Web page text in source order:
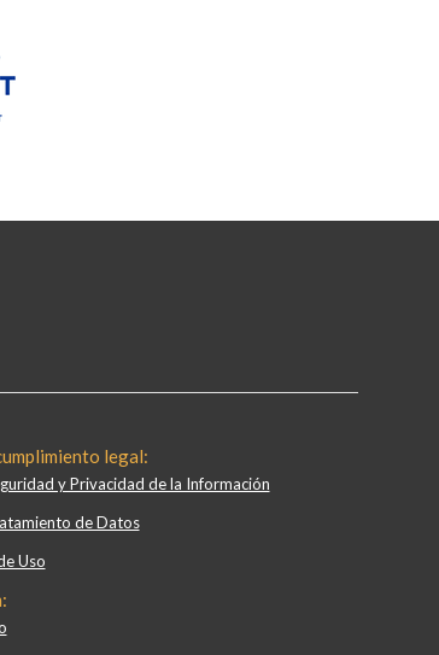
legal:
y Privacidad de la Información
de Datos
Uso